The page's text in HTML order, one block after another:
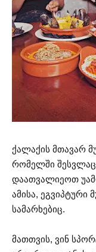
ქალაქის მთავარ
რომელში
დაათვალიეოთ
ამისა, ეგვიპტური
სამარხებიც.
მათთვის, ვინ